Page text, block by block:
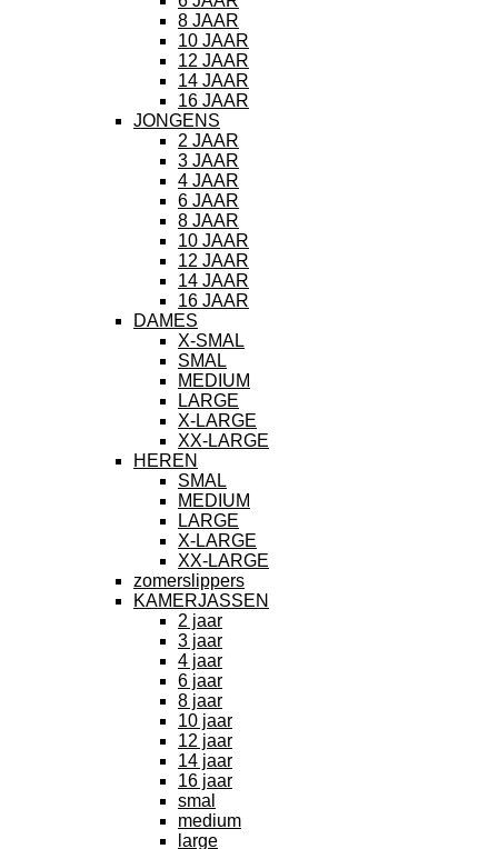
8 JAAR
10 JAAR
12 JAAR
14 JAAR
16 JAAR
JONGENS
2 JAAR
3 JAAR
4 JAAR
6 JAAR
8 JAAR
10 JAAR
12 JAAR
14 JAAR
16 JAAR
DAMES
X-SMAL
SMAL
MEDIUM
LARGE
X-LARGE
XX-LARGE
HEREN
SMAL
MEDIUM
LARGE
X-LARGE
XX-LARGE
zomerslippers
KAMERJASSEN
2 jaar
3 jaar
4 jaar
6 jaar
8 jaar
10 jaar
12 jaar
14 jaar
16 jaar
smal
medium
large